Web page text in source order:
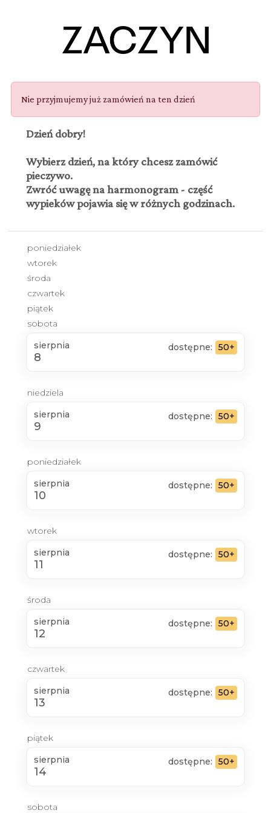
Nie przyjmujemy już zamówień na ten dzień
Dzień dobry!
Wybierz dzień, na który chcesz zamówić
pieczywo.
Zwróć uwagę na harmonogram - część
wypieków pojawia się w różnych godzinach.
poniedziałek
wtorek
środa
czwartek
piątek
sobota
sierpnia
8
dostępne: 50+
niedziela
sierpnia
9
dostępne: 50+
poniedziałek
sierpnia
10
dostępne: 50+
wtorek
sierpnia
11
dostępne: 50+
środa
sierpnia
12
dostępne: 50+
czwartek
sierpnia
13
dostępne: 50+
piątek
sierpnia
14
dostępne: 50+
sobota